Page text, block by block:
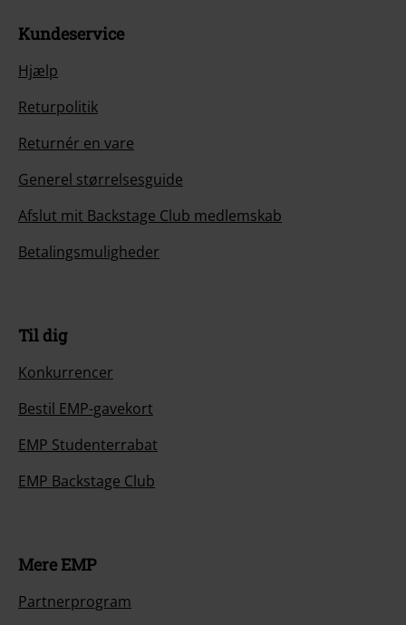
Kundeservice
Hjælp
Returpolitik
Returnér en vare
Generel størrelsesguide
Afslut mit Backstage Club medlemskab
Betalingsmuligheder
Til dig
Konkurrencer
Bestil EMP-gavekort
EMP Studenterrabat
EMP Backstage Club
Mere EMP
Partnerprogram